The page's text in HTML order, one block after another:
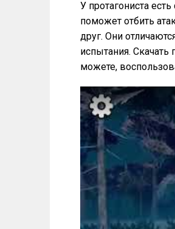
У протагониста
поможет отбить
друг. Они
испытания.
можете,